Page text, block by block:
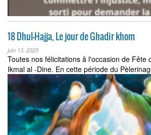
18 Dhul-Hajja, Le jour de Ghadir khom
juin 13, 2025
Toutes nos félicitations â l'occasion de Fête
Ikmal al -Dine. En cette période du